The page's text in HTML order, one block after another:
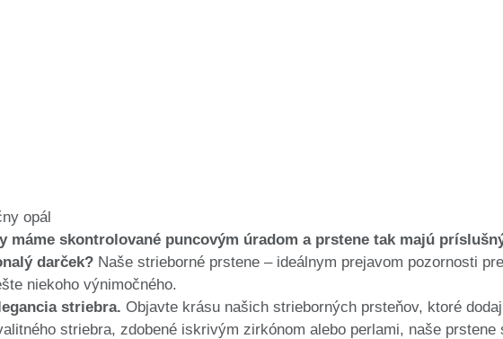
opál
máme skontrolované puncovým úradom a prstene tak majú
darček? Naše strieborné prstene – ideálnym prejavom pozornosti
niekoho výnimočného.
striebra. Objavte krásu našich strieborných prsteňov, ktoré
striebra, zdobené iskrivým zirkónom alebo perlami, naše